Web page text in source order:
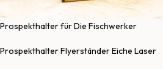
Prospekthalter für Die Fischwerker
Prospekthalter Flyerständer Eiche Laser